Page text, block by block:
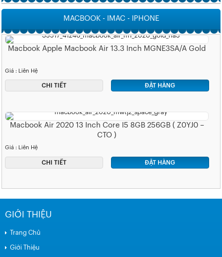
MACBOOK - IMAC - IPHONE
Macbook Apple Macbook Air 13.3 Inch MGNE3SA/A Gold
Giá : Liên Hệ
CHI TIẾT ĐẶT HÀNG
Macbook Air 2020 13 Inch Core I5 8GB 256GB ( Z0YJ0 –
CTO )
Giá : Liên Hệ
CHI TIẾT ĐẶT HÀNG
GIỚI THIỆU
Trang Chủ
Giới Thiệu